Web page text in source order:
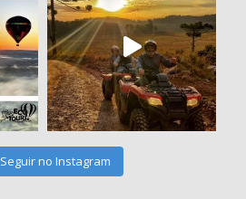
Seguir no Instagram